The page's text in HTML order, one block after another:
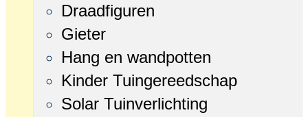
Draadfiguren
Gieter
Hang en wandpotten
Kinder Tuingereedschap
Solar Tuinverlichting